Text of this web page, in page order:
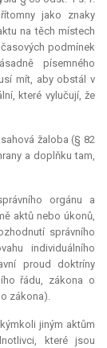
jako znaky
na těch místech
podmínek
písemného
mít, aby obstál v
které vylučují, že
žaloba (§ 82
a doplňku tam,
orgánu a
aktů nebo úkonů,
správního
individuálního
proud doktríny
řádu, zákona o
zákona).
jiným aktům
které jsou